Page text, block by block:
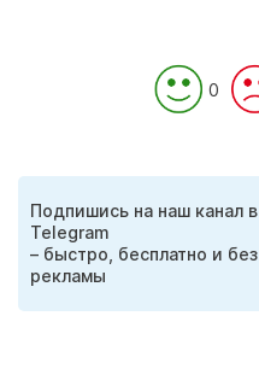
0
Подпишись на наш канал в
Telegram
– быстро, бесплатно и без
рекламы